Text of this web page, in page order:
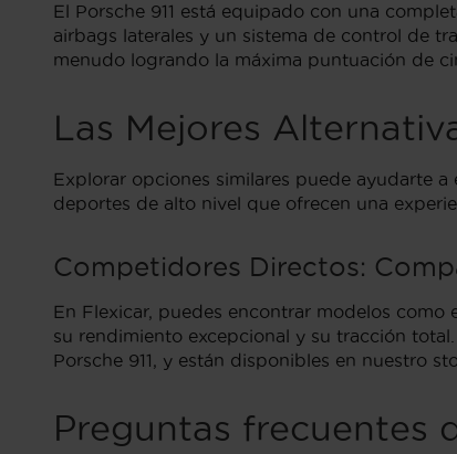
El Porsche 911 está equipado con una
airbags laterales y un sistema de control de
menudo logrando la máxima puntuación de
Las Mejores
Explorar opciones similares puede ayudarte
deportes de alto nivel que ofrecen una
Competidores Directos:
En Flexicar, puedes encontrar modelos
su rendimiento excepcional y su tracción
Porsche 911, y están disponibles en nuestro
Preguntas frecuentes